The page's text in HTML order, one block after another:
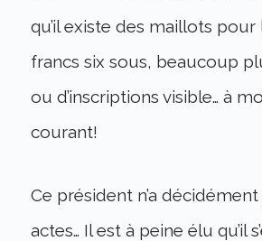
qu’il existe des maillots
francs six sous, beaucoup
ou d’inscriptions visible… à
courant!
Ce président n’a
actes… Il est à peine élu qu’il